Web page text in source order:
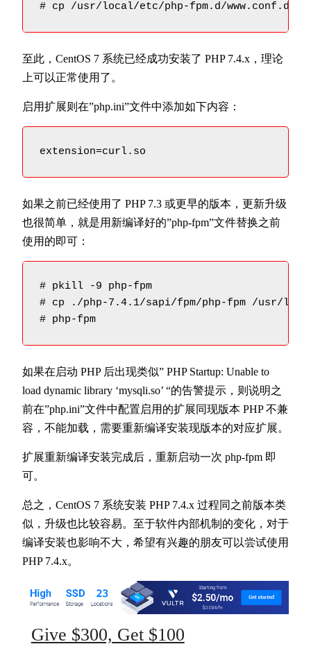
# cp /usr/local/etc/php-fpm.d/
至此，CentOS 7 系统已经成功安装了 PHP 7.4.x，理论
上可以正常使用了。
启用扩展则在”php.ini”文件中添加如下内容：
extension=curl.so
如果之前已经使用了 PHP 7.3 或更早的版本，更新升级
也很简单，就是用新编译好的”php-fpm”文件替换之前
使用的即可：
# pkill -9 php-fpm
# cp ./php-7.4.1/sapi/fpm/php-fpm /usr/
# php-fpm
如果在启动 PHP 后出现类似” PHP Startup: Unable to
load dynamic library ‘mysqli.so’ “的告警提示，则说明之
前在”php.ini”文件中配置启用的扩展同现版本 PHP 不兼
容，不能加载，需要重新编译安装现版本的对应扩展。
扩展重新编译安装完成后，重新启动一次 php-fpm 即
可。
总之，CentOS 7 系统安装 PHP 7.4.x 过程同之前版本类
似，升级也比较容易。至于软件内部机制的变化，对于
编译安装也影响不大，希望有兴趣的朋友可以尝试使用
PHP 7.4.x。
Give $300, Get $100